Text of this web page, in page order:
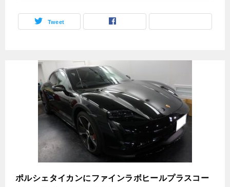
Tweet
ポルシェタイカンにファインラボヒールプラスコー